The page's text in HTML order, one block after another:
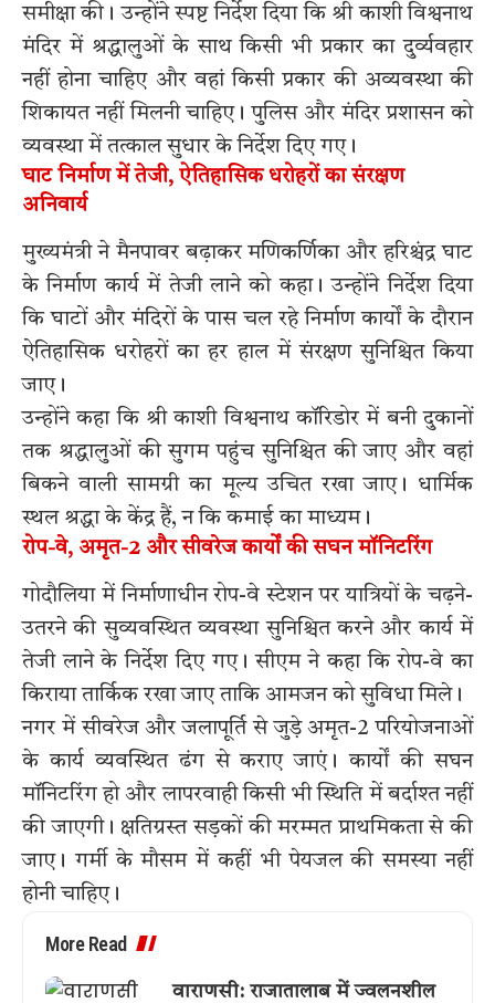
समीक्षा की। उन्होंने स्पष्ट निर्देश दिया कि श्री काशी विश्वनाथ
मंदिर में श्रद्धालुओं के साथ किसी भी प्रकार का दुर्व्यवहार
नहीं होना चाहिए और वहां किसी प्रकार की अव्यवस्था की
शिकायत नहीं मिलनी चाहिए। पुलिस और मंदिर प्रशासन को
व्यवस्था में तत्काल सुधार के निर्देश दिए गए।
घाट निर्माण में तेजी, ऐतिहासिक धरोहरों का संरक्षण
अनिवार्य
मुख्यमंत्री ने मैनपावर बढ़ाकर मणिकर्णिका और हरिश्चंद्र घाट
के निर्माण कार्य में तेजी लाने को कहा। उन्होंने निर्देश दिया
कि घाटों और मंदिरों के पास चल रहे निर्माण कार्यों के दौरान
ऐतिहासिक धरोहरों का हर हाल में संरक्षण सुनिश्चित किया
जाए।
उन्होंने कहा कि श्री काशी विश्वनाथ कॉरिडोर में बनी दुकानों
तक श्रद्धालुओं की सुगम पहुंच सुनिश्चित की जाए और वहां
बिकने वाली सामग्री का मूल्य उचित रखा जाए। धार्मिक
स्थल श्रद्धा के केंद्र हैं, न कि कमाई का माध्यम।
रोप-वे, अमृत-2 और सीवरेज कार्यों की सघन मॉनिटरिंग
गोदौलिया में निर्माणाधीन रोप-वे स्टेशन पर यात्रियों के चढ़ने-
उतरने की सुव्यवस्थित व्यवस्था सुनिश्चित करने और कार्य में
तेजी लाने के निर्देश दिए गए। सीएम ने कहा कि रोप-वे का
किराया तार्किक रखा जाए ताकि आमजन को सुविधा मिले।
नगर में सीवरेज और जलापूर्ति से जुड़े अमृत-2 परियोजनाओं
के कार्य व्यवस्थित ढंग से कराए जाएं। कार्यों की सघन
मॉनिटरिंग हो और लापरवाही किसी भी स्थिति में बर्दाश्त नहीं
की जाएगी। क्षतिग्रस्त सड़कों की मरम्मत प्राथमिकता से की
जाए। गर्मी के मौसम में कहीं भी पेयजल की समस्या नहीं
होनी चाहिए।
More Read
वाराणसी: राजातालाब में ज्वलनशील